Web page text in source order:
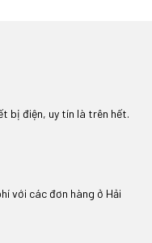
bị điện, uy tín là trên hết.
với các đơn hàng ở Hải